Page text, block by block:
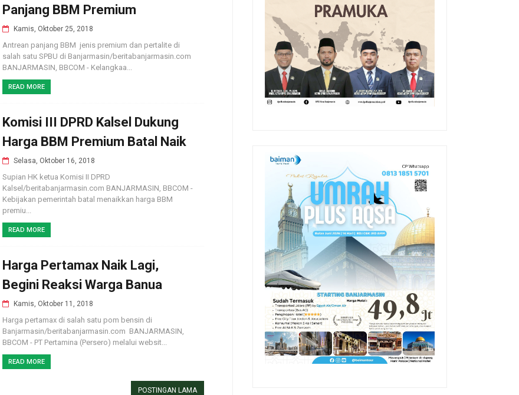
Panjang BBM Premium
Kamis, Oktober 25, 2018
Antrean panjang BBM jenis premium dan pertalite di
salah satu SPBU di Banjarmasin/beritabanjarmasin.com
BANJARMASIN, BBCOM - Kelangkaa...
READ MORE
Komisi III DPRD Kalsel Dukung
Harga BBM Premium Batal Naik
Selasa, Oktober 16, 2018
Supian HK ketua Komisi II DPRD
Kalsel/beritabanjarmasin.com BANJARMASIN, BBCOM -
Kebijakan pemerintah batal menaikkan harga BBM
premiu...
READ MORE
Harga Pertamax Naik Lagi,
Begini Reaksi Warga Banua
Kamis, Oktober 11, 2018
Harga pertamax di salah satu pom bensin di
Banjarmasin/beritabanjarmasin.com BANJARMASIN,
BBCOM - PT Pertamina (Persero) melalui websit...
READ MORE
POSTINGAN LAMA